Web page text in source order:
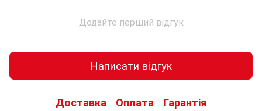
Додайте перший відгук
Написати відгук
Доставка Оплата Гарантія